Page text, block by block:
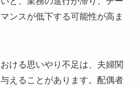
ンスが低下する可能性が高ま
ける思いやり不足は、夫婦関
えることがあります。配偶者